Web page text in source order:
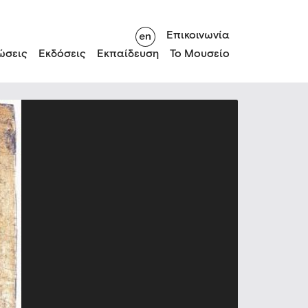
Εκδόσεις Εκπαίδευση Το Μουσείο
Επικοινωνία